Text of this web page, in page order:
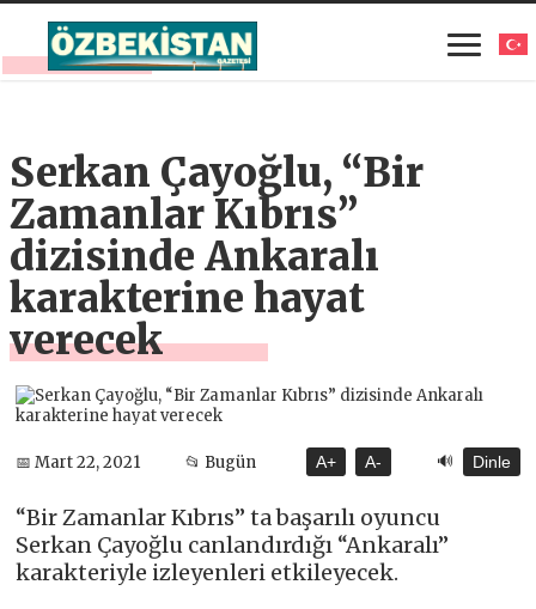
Serkan Çayoğlu, “Bir
Zamanlar Kıbrıs”
dizisinde Ankaralı
karakterine hayat
verecek
📅 Mart 22, 2021 📂 Bugün A+ A- 🔊 Dinle
“Bir Zamanlar Kıbrıs” ta başarılı oyuncu
Serkan Çayoğlu canlandırdığı “Ankaralı”
karakteriyle izleyenleri etkileyecek.